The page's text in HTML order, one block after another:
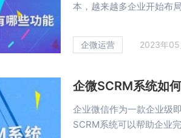
本，越来越多企业开始布
企微运营 2023年
企微SCRM系统如
企业微信作为一款企业级
SCRM系统可以帮助企业